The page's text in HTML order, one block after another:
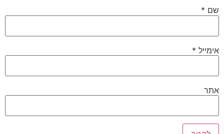
שם *
אימייל *
אתר